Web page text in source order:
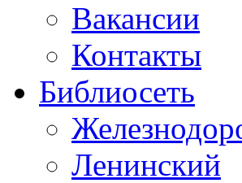
Вакансии
Контакты
Библиосеть
Ленинский